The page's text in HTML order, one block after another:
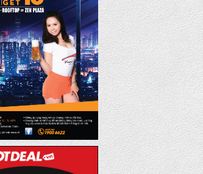
Bánh cuốn chả bò ở Sài
Gòn
14-01-2014 | view : 781
Bánh cuốn nóng Thiên
Hương
14-01-2014 | view : 767
Bánh cuốn tây hồ 50 năm
một hương vị
21-01-2014 | view : 904